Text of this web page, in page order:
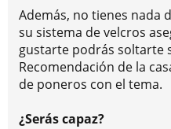
Además, no tienes nada
su sistema de velcros
gustarte podrás soltarte
Recomendación de la
de poneros con el tema.
¿Serás capaz?